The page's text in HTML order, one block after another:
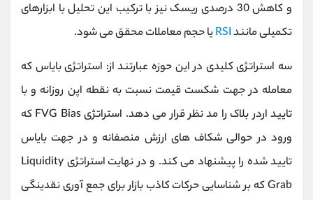
و کاهش 30 درصدی ریسک نیز با ترکیب این تحلیل با ابزارهای
تکمیلی مانندRSIیا حجم معاملات محقق می ‌شود.
سه استراتژی کلیدی در این حوزه عبارتند از: استراتژی بایاس که
معامله در جهت شکست قیمت نسبت به نقطه اپن روزانه و با
تایید اردر بلاک را مد نظر قرار می ‌دهد. استراتژی FVG Bias که
ورود در حوالی شکاف ‌های ارزش منصفانه و در جهت بایاس
تایید شده را پیشنهاد می کند. و در نهایت استراتژی Liquidity
Grab که بر شناسایی حرکات کاذب بازار برای جمع ‌آوری نقدینگی